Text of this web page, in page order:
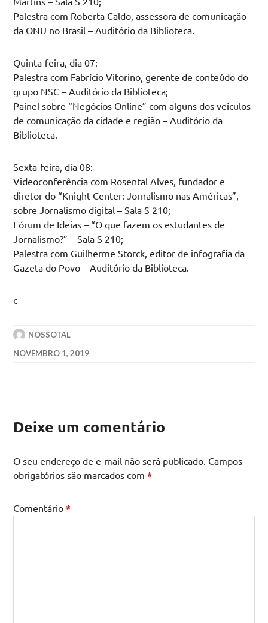
Palestra com Roberta Caldo, assessora de comunicação
da ONU no Brasil – Auditório da Biblioteca.
Quinta-feira, dia 07:
Palestra com Fabrício Vitorino, gerente de conteúdo do
grupo NSC – Auditório da Biblioteca;
Painel sobre “Negócios Online” com alguns dos veículos
de comunicação da cidade e região – Auditório da
Biblioteca.
Sexta-feira, dia 08:
Videoconferência com Rosental Alves, fundador e
diretor do “Knight Center: Jornalismo nas Américas”,
sobre Jornalismo digital – Sala S 210;
Fórum de Ideias – “O que fazem os estudantes de
Jornalismo?” – Sala S 210;
Palestra com Guilherme Storck, editor de infografia da
Gazeta do Povo – Auditório da Biblioteca.
c
NOSSOTAL
NOVEMBRO 1, 2019
Deixe um comentário
O seu endereço de e-mail não será publicado. Campos
obrigatórios são marcados com*
Comentário*